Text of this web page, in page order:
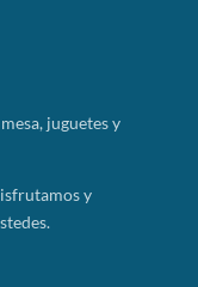
juguetes y
y